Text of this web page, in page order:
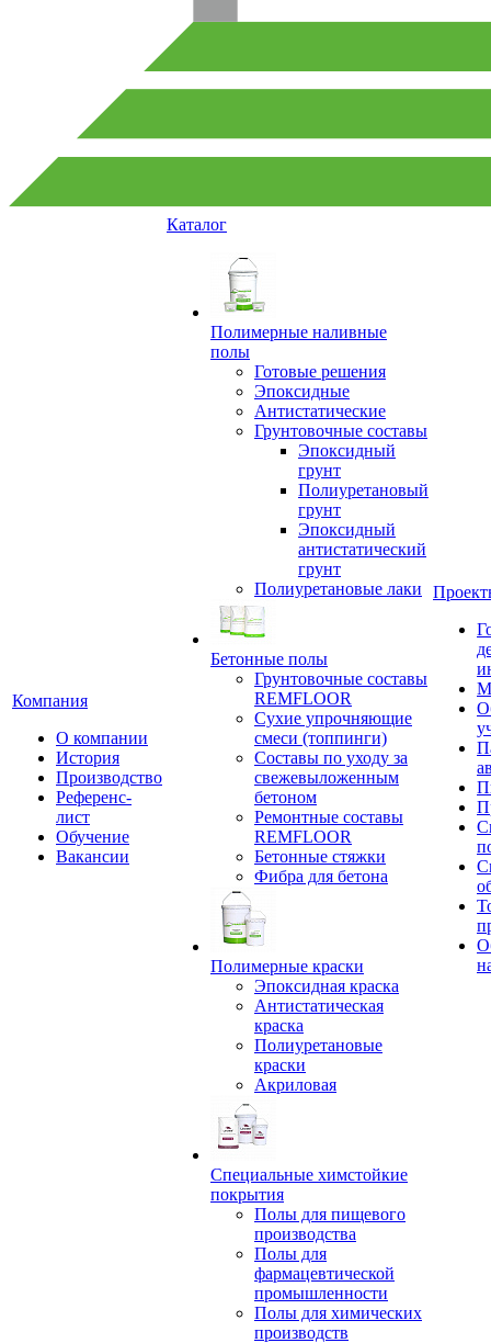
Компания
О компании
История
Производство
Референс-
лист
Обучение
Вакансии
Каталог
Полимерные наливные
полы
Готовые решения
Эпоксидные
Антистатические
Грунтовочные составы
Эпоксидный
грунт
Полиуретановый
грунт
Эпоксидный
антистатический
грунт
Полиуретановые лаки
Бетонные полы
Грунтовочные составы
REMFLOOR
Сухие упрочняющие
смеси (топпинги)
Составы по уходу за
свежевыложенным
бетоном
Ремонтные составы
REMFLOOR
Бетонные стяжки
Фибра для бетона
Полимерные краски
Эпоксидная краска
Антистатическая
краска
Полиуретановые
краски
Акриловая
Специальные химстойкие
покрытия
Полы для пищевого
производства
Полы для
фармацевтической
промышленности
Полы для химических
производств